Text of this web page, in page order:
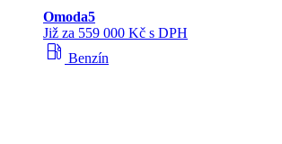
Omoda5
Již za 559 000 Kč s DPH
local_gas_station Benzín